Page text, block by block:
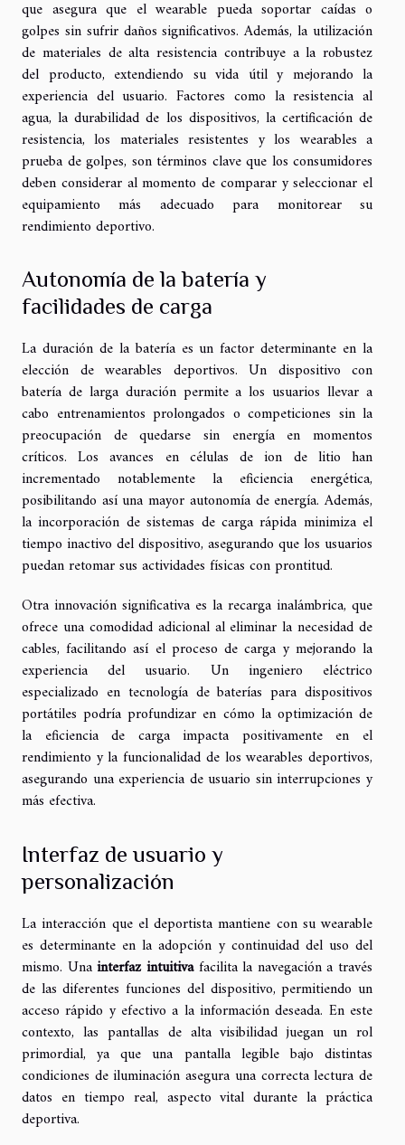
que asegura que el wearable pueda soportar caídas o
golpes sin sufrir daños significativos. Además, la utilización
de materiales de alta resistencia contribuye a la robustez
del producto, extendiendo su vida útil y mejorando la
experiencia del usuario. Factores como la resistencia al
agua, la durabilidad de los dispositivos, la certificación de
resistencia, los materiales resistentes y los wearables a
prueba de golpes, son términos clave que los consumidores
deben considerar al momento de comparar y seleccionar el
equipamiento más adecuado para monitorear su
rendimiento deportivo.
Autonomía de la batería y
facilidades de carga
La duración de la batería es un factor determinante en la
elección de wearables deportivos. Un dispositivo con
batería de larga duración permite a los usuarios llevar a
cabo entrenamientos prolongados o competiciones sin la
preocupación de quedarse sin energía en momentos
críticos. Los avances en células de ion de litio han
incrementado notablemente la eficiencia energética,
posibilitando así una mayor autonomía de energía. Además,
la incorporación de sistemas de carga rápida minimiza el
tiempo inactivo del dispositivo, asegurando que los usuarios
puedan retomar sus actividades físicas con prontitud.
Otra innovación significativa es la recarga inalámbrica, que
ofrece una comodidad adicional al eliminar la necesidad de
cables, facilitando así el proceso de carga y mejorando la
experiencia del usuario. Un ingeniero eléctrico
especializado en tecnología de baterías para dispositivos
portátiles podría profundizar en cómo la optimización de
la eficiencia de carga impacta positivamente en el
rendimiento y la funcionalidad de los wearables deportivos,
asegurando una experiencia de usuario sin interrupciones y
más efectiva.
Interfaz de usuario y
personalización
La interacción que el deportista mantiene con su wearable
es determinante en la adopción y continuidad del uso del
mismo. Unainterfaz intuitivafacilita la navegación a través
de las diferentes funciones del dispositivo, permitiendo un
acceso rápido y efectivo a la información deseada. En este
contexto, las pantallas de alta visibilidad juegan un rol
primordial, ya que una pantalla legible bajo distintas
condiciones de iluminación asegura una correcta lectura de
datos en tiempo real, aspecto vital durante la práctica
deportiva.